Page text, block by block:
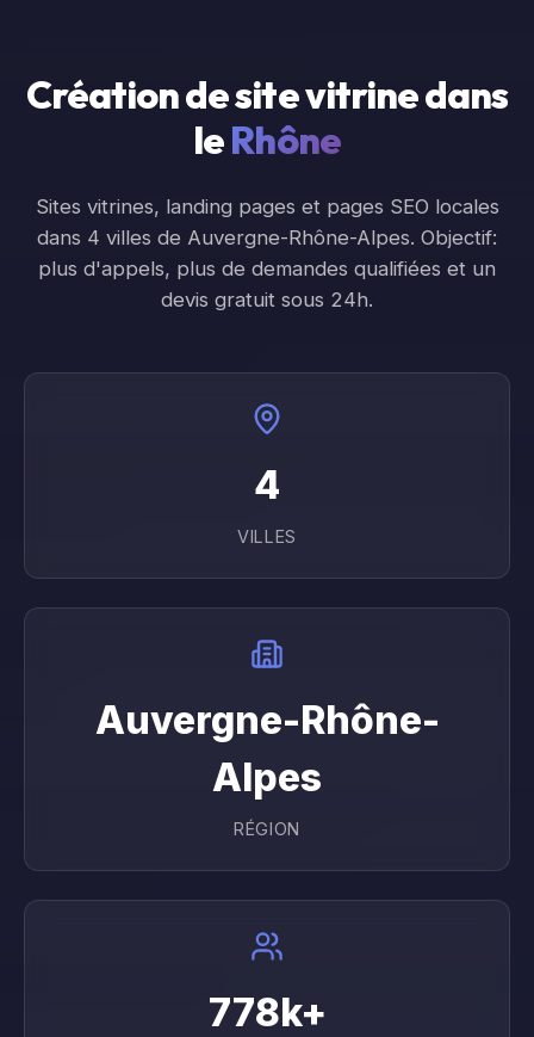
Création de site vitrine dans
leRhône
Sites vitrines, landing pages et pages SEO locales
dans 4 villes de Auvergne-Rhône-Alpes. Objectif:
plus d'appels, plus de demandes qualifiées et un
devis gratuit sous 24h.
4
VILLES
Auvergne-Rhône-
Alpes
RÉGION
778k+